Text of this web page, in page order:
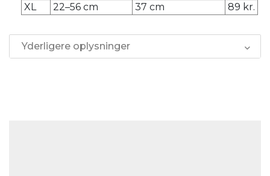
XL
22–56 cm 37 cm 89 kr.
Yderligere oplysninger